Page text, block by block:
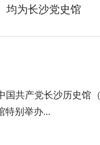
为长沙党史馆
共产党长沙历史馆
特别举办...